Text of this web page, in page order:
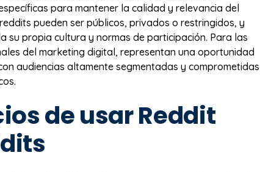
para mantener la calidad y relevancia del
pueden ser públicos, privados o restringidos, y
su propia cultura y normas de participación. Para las
del marketing digital, representan una oportunidad
audiencias altamente segmentadas y comprometidas
de usar Reddit